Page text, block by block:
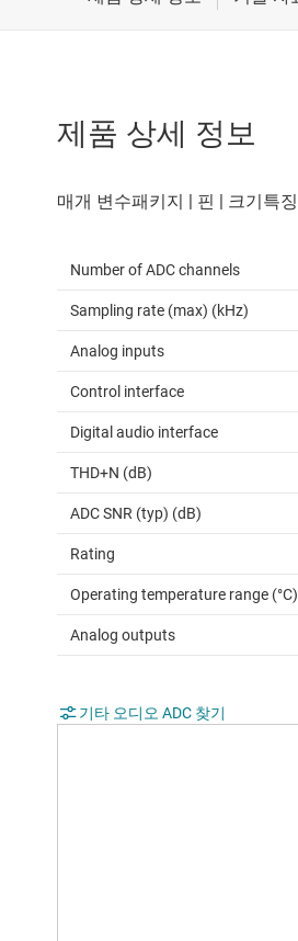
제품 상세 정보
Number of ADC channels
Sampling rate (max) (kHz)
Analog inputs
Control interface
Digital audio interface
THD+N (dB)
ADC SNR (typ) (dB)
Rating
Operating temperature range (°C)
Analog outputs
기타 오디오 ADC 찾기